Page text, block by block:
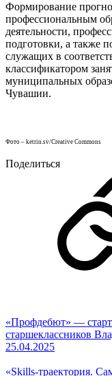
Формирование
профессиональным
деятельности,
подготовки, а также
служащих в
классификатором
муниципальных
Чувашии.
Фото – ketrin.sv/Creative Commons
Поделиться
«Профдебют» —
старшеклассников
25.04.2025
«Skills-траектория.